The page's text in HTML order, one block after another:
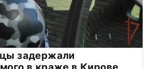
задержали